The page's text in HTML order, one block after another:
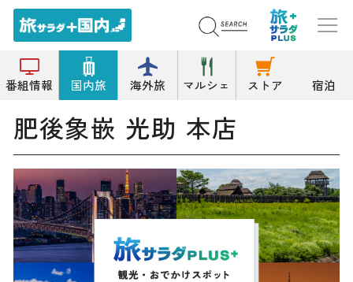
番組情報 国内旅 海外旅 マルシェ ストア 宿泊
トップ お土産 肥後象嵌 光助 本店
肥後象嵌 光助 本店